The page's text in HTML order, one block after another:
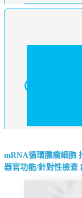
mRNA循環腫瘤細胞
器官功能/針對性檢查